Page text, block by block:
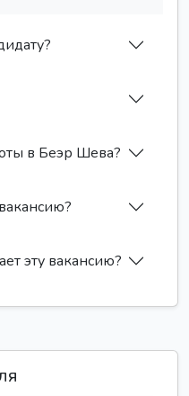
в Беэр Шева?
эту вакансию?